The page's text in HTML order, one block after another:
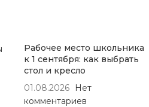
Рабочее место школьника
к 1 сентября: как выбрать
стол и кресло
01.08.2026
Нет
комментариев